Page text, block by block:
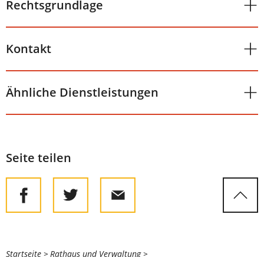
Rechtsgrundlage
Kontakt
Ähnliche Dienstleistungen
Seite teilen
Startseite
Rathaus und Verwaltung